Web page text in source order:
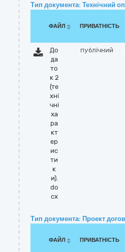
Тип документа: Технічний
ФАЙЛ ПРИВАТНІСТЬ
До
да
то
к 2
(те
хні
чні
ха
ра
кт
ер
ис
ти
к
и).
do
cx
публічний
Тип документа: Проект
ФАЙЛ ПРИВАТНІСТЬ